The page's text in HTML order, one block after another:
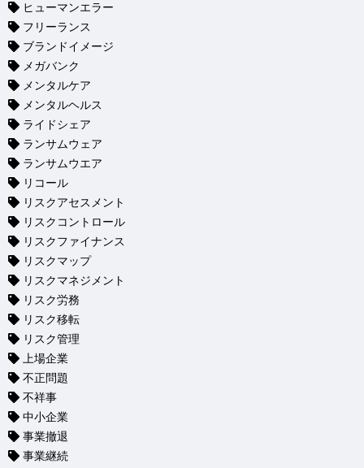
ヒューマンエラー
フリーランス
ブランドイメージ
メガバンク
メンタルケア
メンタルヘルス
ライドシェア
ランサムウェア
ランサムウエア
リコール
リスクアセスメント
リスクコントロール
リスクファイナンス
リスクマップ
リスクマネジメント
リスク労務
リスク移転
リスク管理
上場企業
不正問題
不祥事
中小企業
事業撤退
事業継続